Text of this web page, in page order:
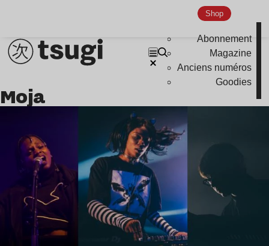
Shop
Abonnement
Magazine
Anciens numéros
Goodies
Indie
Moja